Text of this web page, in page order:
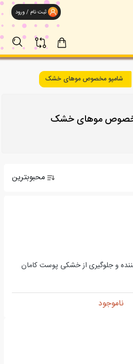
ثبت نام / ورود
شامپو مخصوص موهای خشک
موهای خشک
محبوبترین
و جلوگیری از خشکی پوست کامان
ناموجود